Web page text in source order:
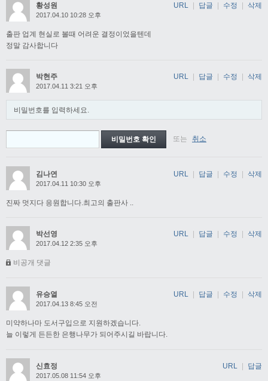
황성원
2017.04.10 10:28 오후
출판 업계 현실로 볼때 어려운 결정이었을텐데
정말 감사합니다
URL | 답글 | 수정 | 삭제
박현주
2017.04.11 3:21 오후
비밀번호를 입력하세요.
또는 취소
URL 답글 수정 삭제
김나연
2017.04.11 10:30 오후
진짜 멋지다 응원합니다.최고의 출판사 ..
URL | 답글 | 수정 | 삭제
박선영
2017.04.12 2:35 오후
비공개 댓글
URL 답글 수정 삭제
유승열
2017.04.13 8:45 오전
미약하나마 도서구입으로 지원하겠습니다.
늘 이렇게 든든한 은행나무가 되어주시길 바랍니다.
URL 답글 수정 삭제
신효정
2017.05.08 11:54 오후
URL 답글